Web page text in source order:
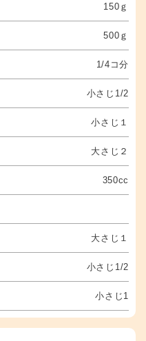
150ｇ
500ｇ
1/4コ分
小さじ1/2
小さじ１
大さじ２
350cc
大さじ１
小さじ1/2
小さじ1